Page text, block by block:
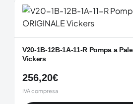
V20-1B-12B-1A-11-R Pompa a
Vickers
256,20€
IVA compresa